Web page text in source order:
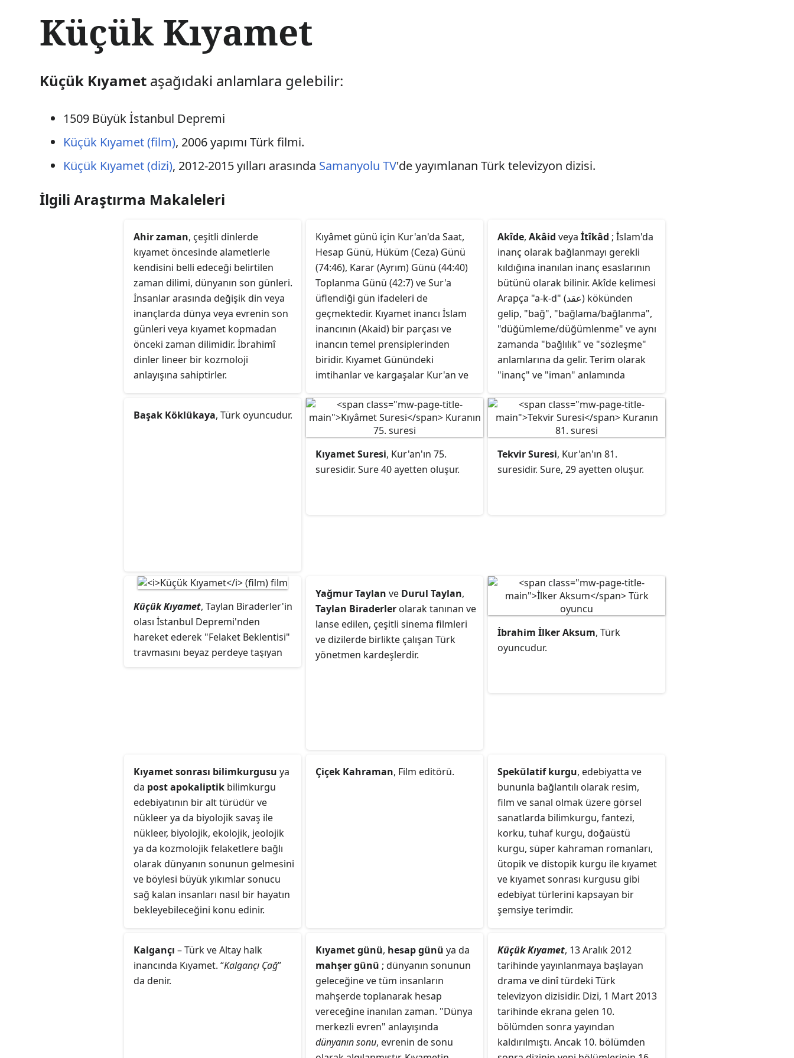
ç
r
e
Küçük Kıyamet
Küçük Kıyamet aşağıdaki anlamlara gelebilir:
1509 Büyük İstanbul Depremi
Küçük Kıyamet (film), 2006 yapımı Türk filmi.
Küçük Kıyamet (dizi), 2012-2015 yılları arasında Samanyolu TV'de yayımlanan Türk televizyon dizisi.
İlgili Araştırma Makaleleri
Ahir zaman, çeşitli dinlerde
kıyamet öncesinde alametlerle
kendisini belli edeceği belirtilen
zaman dilimi, dünyanın son günleri.
İnsanlar arasında değişik din veya
inançlarda dünya veya evrenin son
günleri veya kıyamet kopmadan
önceki zaman dilimidir. İbrahimî
dinler lineer bir kozmoloji
anlayışına sahiptirler.
Kıyâmet günü için Kur'an'da Saat,
Hesap Günü, Hüküm (Ceza) Günü
(74:46), Karar (Ayrım) Günü (44:40)
Toplanma Günü (42:7) ve Sur'a
üflendiği gün ifadeleri de
geçmektedir. Kıyamet inancı İslam
inancının (Akaid) bir parçası ve
inancın temel prensiplerinden
biridir. Kıyamet Günündeki
imtihanlar ve kargaşalar Kur'an ve
müfessirlerin yorumlarında ve
Gazzâlî, Ebü'l-Fidâ İbn Kesîr, İbn
Mâce, Muhammed b. İsmâil Buhârî
gibi din bilginlerinin kitaplarında ele
alınmıştır. Kur'an'a göre her insan
Akîde, Akâid veya İtîkâd ; İslam'da
inanç olarak bağlanmayı gerekli
kıldığına inanılan inanç esaslarının
bütünü olarak bilinir. Akîde kelimesi
Arapça "a-k-d" (عقد) kökünden
gelip, "bağ", "bağlama/bağlanma",
"düğümleme/düğümlenme" ve aynı
zamanda "bağlılık" ve "sözleşme"
anlamlarına da gelir. Terim olarak
"inanç" ve "iman" anlamında
kelâm ise inançla ilgili felsefi
tartışmalar için kullanılmıştır.
Başak Köklükaya, Türk oyuncudur.
Kıyamet Suresi, Kur'an'ın 75.
suresidir. Sure 40 ayetten oluşur.
Tekvir Suresi, Kur'an'ın 81.
suresidir. Sure, 29 ayetten oluşur.
Küçük Kıyamet, Taylan Biraderler'in
olası İstanbul Depremi'nden
hareket ederek "Felaket Beklentisi"
travmasını beyaz perdeye taşıyan
Yağmur Taylan ve Durul Taylan,
Taylan Biraderler olarak tanınan ve
lanse edilen, çeşitli sinema filmleri
ve dizilerde birlikte çalışan Türk
yönetmen kardeşlerdir.
İbrahim İlker Aksum, Türk
oyuncudur.
Kıyamet sonrası bilimkurgusu ya
da post apokaliptik bilimkurgu
edebiyatının bir alt türüdür ve
nükleer ya da biyolojik savaş ile
nükleer, biyolojik, ekolojik, jeolojik
ya da kozmolojik felaketlere bağlı
olarak dünyanın sonunun gelmesini
ve böylesi büyük yıkımlar sonucu
sağ kalan insanları nasıl bir hayatın
bekleyebileceğini konu edinir.
Çiçek Kahraman, Film editörü. Spekülatif kurgu, edebiyatta ve
bununla bağlantılı olarak resim,
film ve sanal olmak üzere görsel
sanatlarda bilimkurgu, fantezi,
korku, tuhaf kurgu, doğaüstü
kurgu, süper kahraman romanları,
ütopik ve distopik kurgu ile kıyamet
ve kıyamet sonrası kurgusu gibi
edebiyat türlerini kapsayan bir
şemsiye terimdir.
Kalgançı – Türk ve Altay halk
inancında Kıyamet. “Kalgançı Çağ”
da denir.
Kıyamet günü, hesap günü ya da
mahşer günü ; dünyanın sonunun
geleceğine ve tüm insanların
mahşerde toplanarak hesap
vereceğine inanılan zaman. "Dünya
merkezli evren" anlayışında
dünyanın sonu, evrenin de sonu
Küçük Kıyamet, 13 Aralık 2012
tarihinde yayınlanmaya başlayan
drama ve dinî türdeki Türk
televizyon dizisidir. Dizi, 1 Mart 2013
tarihinde ekrana gelen 10.
bölümden sonra yayından
kaldırılmıştı. Ancak 10. bölümden